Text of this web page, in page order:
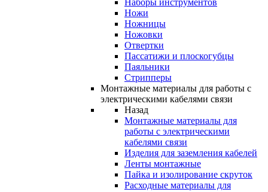
Наборы инструментов
Ножи
Ножницы
Ножовки
Отвертки
Пассатижи и плоскогубцы
Паяльники
Стрипперы
Монтажные материалы для работы с
электрическими кабелями связи
Назад
Монтажные материалы для
работы с электрическими
кабелями связи
Изделия для заземления кабелей
Ленты монтажные
Пайка и изолирование скруток
Расходные материалы для